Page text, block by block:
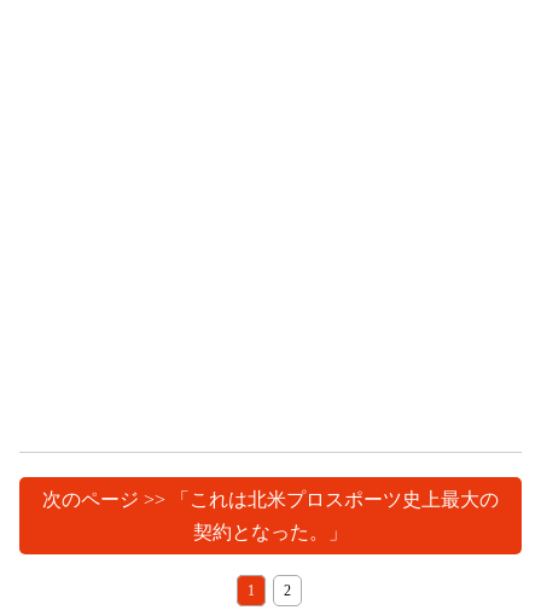
次のページ >> 「これは北米プロスポーツ史上最大の
契約となった。」
1 2